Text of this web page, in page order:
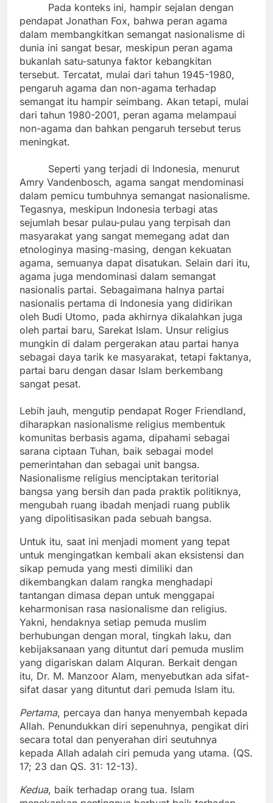
Pada konteks ini, hampir sejalan dengan
pendapat Jonathan Fox, bahwa peran agama
dalam membangkitkan semangat nasionalisme di
dunia ini sangat besar, meskipun peran agama
bukanlah satu-satunya faktor kebangkitan
tersebut. Tercatat, mulai dari tahun 1945-1980,
pengaruh agama dan non-agama terhadap
semangat itu hampir seimbang. Akan tetapi, mulai
dari tahun 1980-2001, peran agama melampaui
non-agama dan bahkan pengaruh tersebut terus
meningkat.
Seperti yang terjadi di Indonesia, menurut
Amry Vandenbosch, agama sangat mendominasi
dalam pemicu tumbuhnya semangat nasionalisme.
Tegasnya, meskipun Indonesia terbagi atas
sejumlah besar pulau-pulau yang terpisah dan
masyarakat yang sangat memegang adat dan
etnologinya masing-masing, dengan kekuatan
agama, semuanya dapat disatukan. Selain dari itu,
agama juga mendominasi dalam semangat
nasionalis partai. Sebagaimana halnya partai
nasionalis pertama di Indonesia yang didirikan
oleh Budi Utomo, pada akhirnya dikalahkan juga
oleh partai baru, Sarekat Islam. Unsur religius
mungkin di dalam pergerakan atau partai hanya
sebagai daya tarik ke masyarakat, tetapi faktanya,
partai baru dengan dasar Islam berkembang
sangat pesat.
Lebih jauh, mengutip pendapat Roger Friendland,
diharapkan nasionalisme religius membentuk
komunitas berbasis agama, dipahami sebagai
sarana ciptaan Tuhan, baik sebagai model
pemerintahan dan sebagai unit bangsa.
Nasionalisme religius menciptakan teritorial
bangsa yang bersih dan pada praktik politiknya,
mengubah ruang ibadah menjadi ruang publik
yang dipolitisasikan pada sebuah bangsa.
Untuk itu, saat ini menjadi moment yang tepat
untuk mengingatkan kembali akan eksistensi dan
sikap pemuda yang mesti dimiliki dan
dikembangkan dalam rangka menghadapi
tantangan dimasa depan untuk menggapai
keharmonisan rasa nasionalisme dan religius.
Yakni, hendaknya setiap pemuda muslim
berhubungan dengan moral, tingkah laku, dan
kebijaksanaan yang dituntut dari pemuda muslim
yang digariskan dalam Alquran. Berkait dengan
itu, Dr. M. Manzoor Alam, menyebutkan ada sifat-
sifat dasar yang dituntut dari pemuda Islam itu.
Pertama, percaya dan hanya menyembah kepada
Allah. Penundukkan diri sepenuhnya, pengikat diri
secara total dan penyerahan diri seutuhnya
kepada Allah adalah ciri pemuda yang utama. (QS.
17; 23 dan QS. 31: 12-13).
Kedua, baik terhadap orang tua. Islam